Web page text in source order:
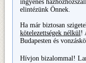
ingyenes
elintézünk Önnek.
Ha már biztosan
kötelezettségek nélkül!
Budapesten és
Hívjon bizalommal!